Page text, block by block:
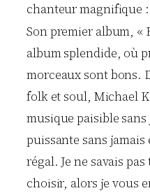
chanteur magnifique :
Son premier album, «
album splendide, où
morceaux sont bons.
folk et soul, Michael
musique paisible sans
puissante sans
régal. Je ne savais
choisir, alors je vous